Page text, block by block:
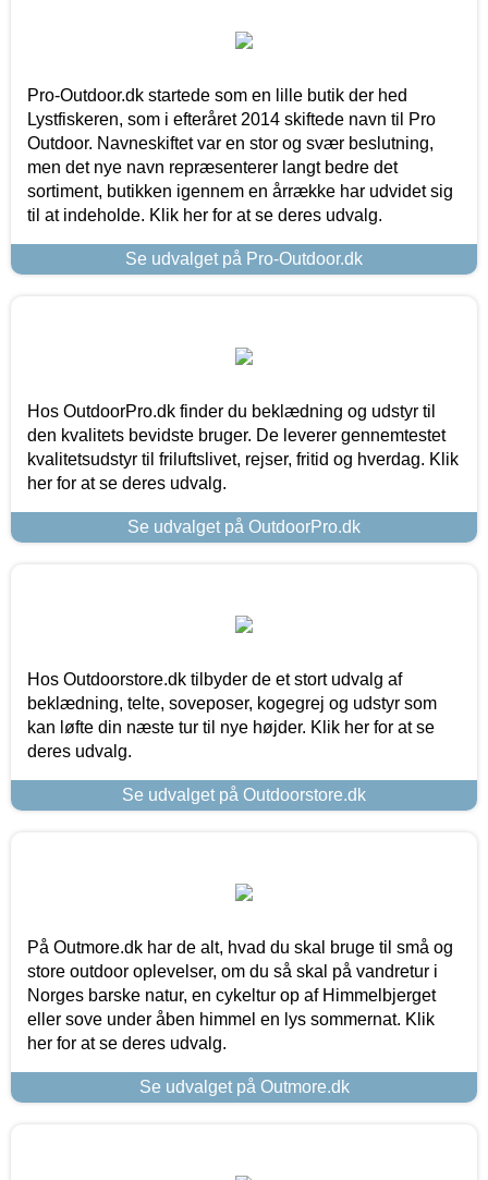
Pro-Outdoor.dk startede som en lille butik der hed
Lystfiskeren, som i efteråret 2014 skiftede navn til Pro
Outdoor. Navneskiftet var en stor og svær beslutning,
men det nye navn repræsenterer langt bedre det
sortiment, butikken igennem en årrække har udvidet sig
til at indeholde. Klik her for at se deres udvalg.
Se udvalget på Pro-Outdoor.dk
Hos OutdoorPro.dk finder du beklædning og udstyr til
den kvalitets bevidste bruger. De leverer gennemtestet
kvalitetsudstyr til friluftslivet, rejser, fritid og hverdag. Klik
her for at se deres udvalg.
Se udvalget på OutdoorPro.dk
Hos Outdoorstore.dk tilbyder de et stort udvalg af
beklædning, telte, soveposer, kogegrej og udstyr som
kan løfte din næste tur til nye højder. Klik her for at se
deres udvalg.
Se udvalget på Outdoorstore.dk
På Outmore.dk har de alt, hvad du skal bruge til små og
store outdoor oplevelser, om du så skal på vandretur i
Norges barske natur, en cykeltur op af Himmelbjerget
eller sove under åben himmel en lys sommernat. Klik
her for at se deres udvalg.
Se udvalget på Outmore.dk